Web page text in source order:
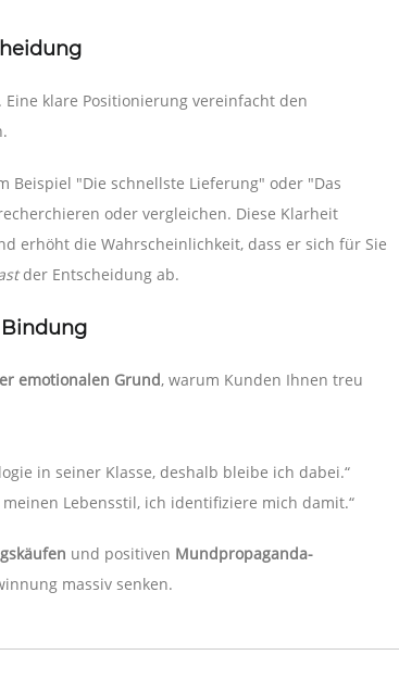
. Eine klare Positionierung vereinfacht den
Beispiel "Die schnellste Lieferung" oder "Das
oder vergleichen. Diese Klarheit
erhöht die Wahrscheinlichkeit, dass er sich für Sie
der Entscheidung ab.
emotionalen Grund, warum Kunden Ihnen treu
in seiner Klasse, deshalb bleibe ich dabei.“
Lebensstil, ich identifiziere mich damit.“
und positiven Mundpropaganda-
massiv senken.